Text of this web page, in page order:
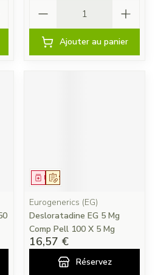
Ajouter au panier
Sur prescription
Médicament
Eurogenerics (EG)
Desloratadine EG 5 Mg
Comp Pell 100 X 5 Mg
16,57 €
Réservez